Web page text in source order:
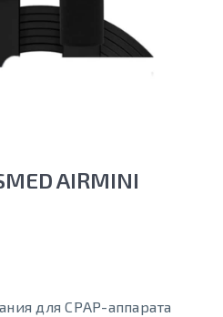
AIRMINI
для СРАР-аппарата